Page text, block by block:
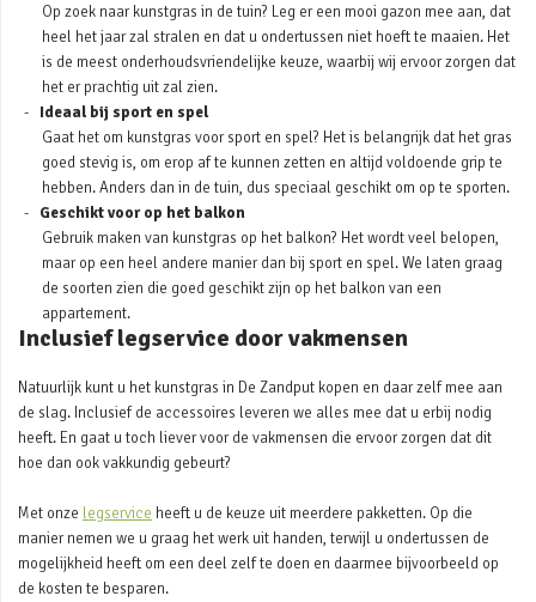
Op zoek naar kunstgras in de tuin? Leg er een mooi gazon mee aan, dat
heel het jaar zal stralen en dat u ondertussen niet hoeft te maaien. Het
is de meest onderhoudsvriendelijke keuze, waarbij wij ervoor zorgen dat
het er prachtig uit zal zien.
Ideaal bij sport en spel
Gaat het om kunstgras voor sport en spel? Het is belangrijk dat het gras
goed stevig is, om erop af te kunnen zetten en altijd voldoende grip te
hebben. Anders dan in de tuin, dus speciaal geschikt om op te sporten.
Geschikt voor op het balkon
Gebruik maken van kunstgras op het balkon? Het wordt veel belopen,
maar op een heel andere manier dan bij sport en spel. We laten graag
de soorten zien die goed geschikt zijn op het balkon van een
appartement.
Inclusief legservice door vakmensen
Natuurlijk kunt u het kunstgras in De Zandput kopen en daar zelf mee aan
de slag. Inclusief de accessoires leveren we alles mee dat u erbij nodig
heeft. En gaat u toch liever voor de vakmensen die ervoor zorgen dat dit
hoe dan ook vakkundig gebeurt?
Met onze legservice heeft u de keuze uit meerdere pakketten. Op die
manier nemen we u graag het werk uit handen, terwijl u ondertussen de
mogelijkheid heeft om een deel zelf te doen en daarmee bijvoorbeeld op
de kosten te besparen.